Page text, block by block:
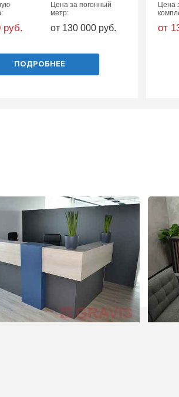
руб.
Цена за погонный
метр:
от 130 000 руб.
ПОДРОБНЕЕ
Цена
от